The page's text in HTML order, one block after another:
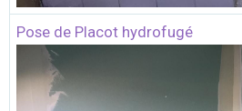
Pose de Placot hydrofugé